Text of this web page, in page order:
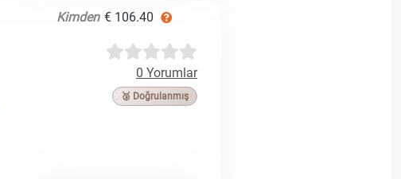
Kimden € 106.40
0 Yorumlar
🥉 Doğrulanmış